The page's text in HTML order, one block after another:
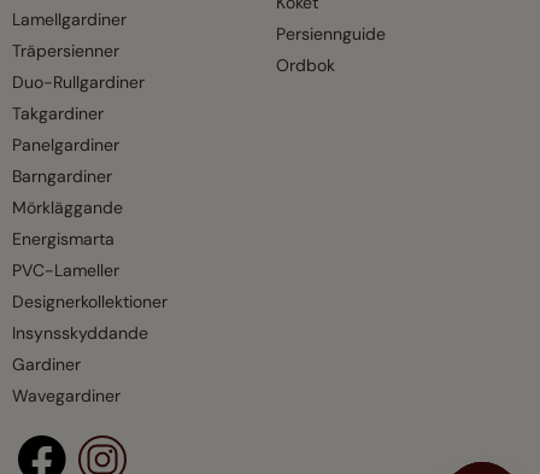
Lamellgardiner
Träpersienner
Duo-Rullgardiner
Takgardiner
Panelgardiner
Barngardiner
Mörkläggande
Energismarta
PVC-Lameller
Designerkollektioner
Insynsskyddande
Gardiner
Wavegardiner
Persiennguide
Ordbok